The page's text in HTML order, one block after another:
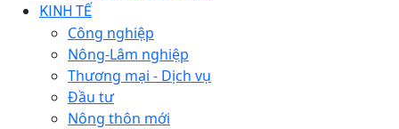
KINH TẾ
Công nghiệp
Nông-Lâm nghiệp
Thương mại - Dịch vụ
Đầu tư
Nông thôn mới